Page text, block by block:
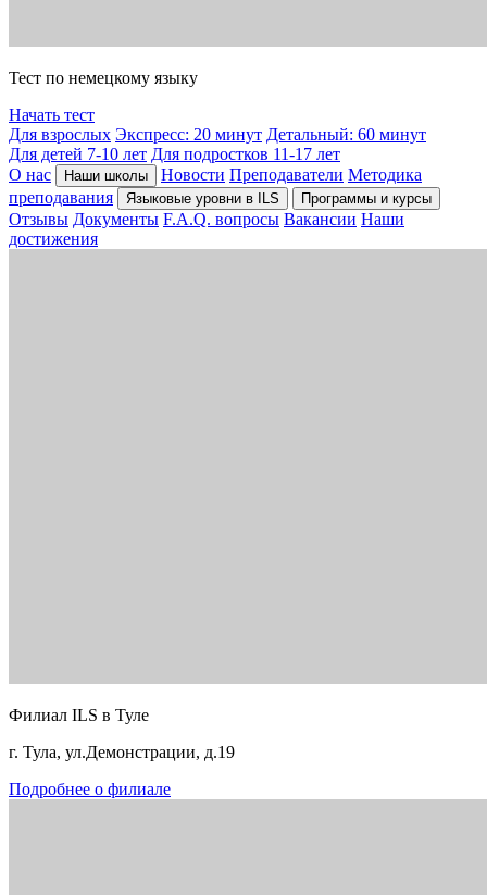
Тест по немецкому языку
Начать тест
Для взрослых Экспресс: 20 минут Детальный: 60 минут
Для детей 7-10 лет Для подростков 11-17 лет
О нас
Наши школы Новости Преподаватели Методика
преподавания
Языковые уровни в ILS Программы и курсы
Отзывы Документы F.A.Q. вопросы Вакансии Наши
достижения
Филиал ILS в Туле
г. Тула, ул.Демонстрации, д.19
Подробнее о филиале